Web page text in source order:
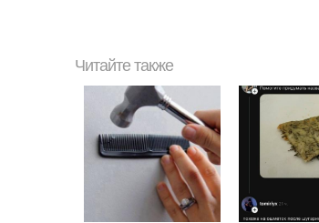
Читайте также